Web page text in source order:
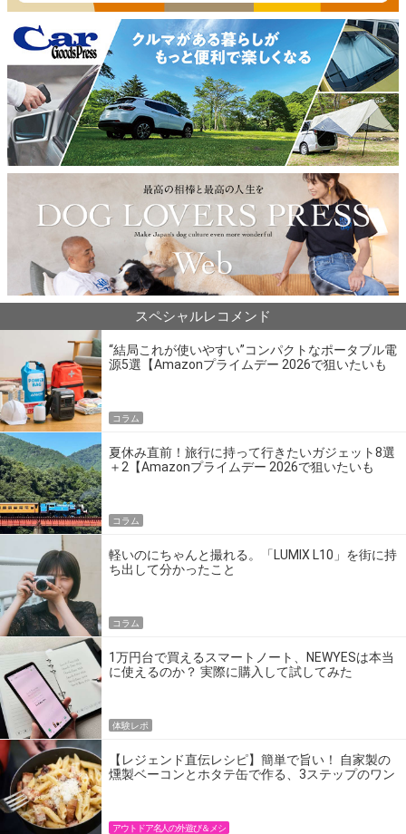
スペシャルレコメンド
“結局これが使いやすい”コンパクトなポータブル電
源5選【Amazonプライムデー 2026で狙いたいも
コラム
夏休み直前！旅行に持って行きたいガジェット8選
＋2【Amazonプライムデー 2026で狙いたいも
コラム
軽いのにちゃんと撮れる。「LUMIX L10」を街に持
ち出して分かったこと
コラム
1万円台で買えるスマートノート、NEWYESは本当
に使えるのか？ 実際に購入して試してみた
体験レポ
【レジェンド直伝レシピ】簡単で旨い！ 自家製の
燻製ベーコンとホタテ缶で作る、3ステップのワン
アウトドア名人の外遊び＆メシ